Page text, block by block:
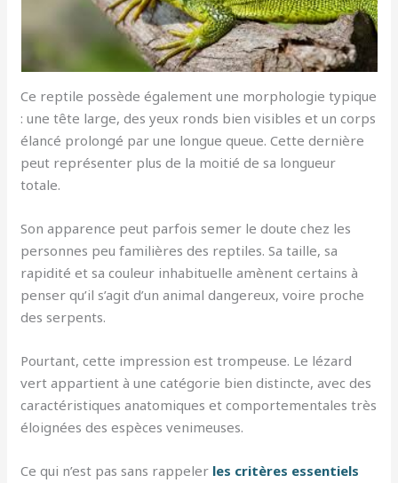
Ce reptile possède également une morphologie typique
: une tête large, des yeux ronds bien visibles et un corps
élancé prolongé par une longue queue. Cette dernière
peut représenter plus de la moitié de sa longueur
totale.
Son apparence peut parfois semer le doute chez les
personnes peu familières des reptiles. Sa taille, sa
rapidité et sa couleur inhabituelle amènent certains à
penser qu’il s’agit d’un animal dangereux, voire proche
des serpents.
Pourtant, cette impression est trompeuse. Le lézard
vert appartient à une catégorie bien distincte, avec des
caractéristiques anatomiques et comportementales très
éloignées des espèces venimeuses.
Ce qui n’est pas sans rappeler les critères essentiels